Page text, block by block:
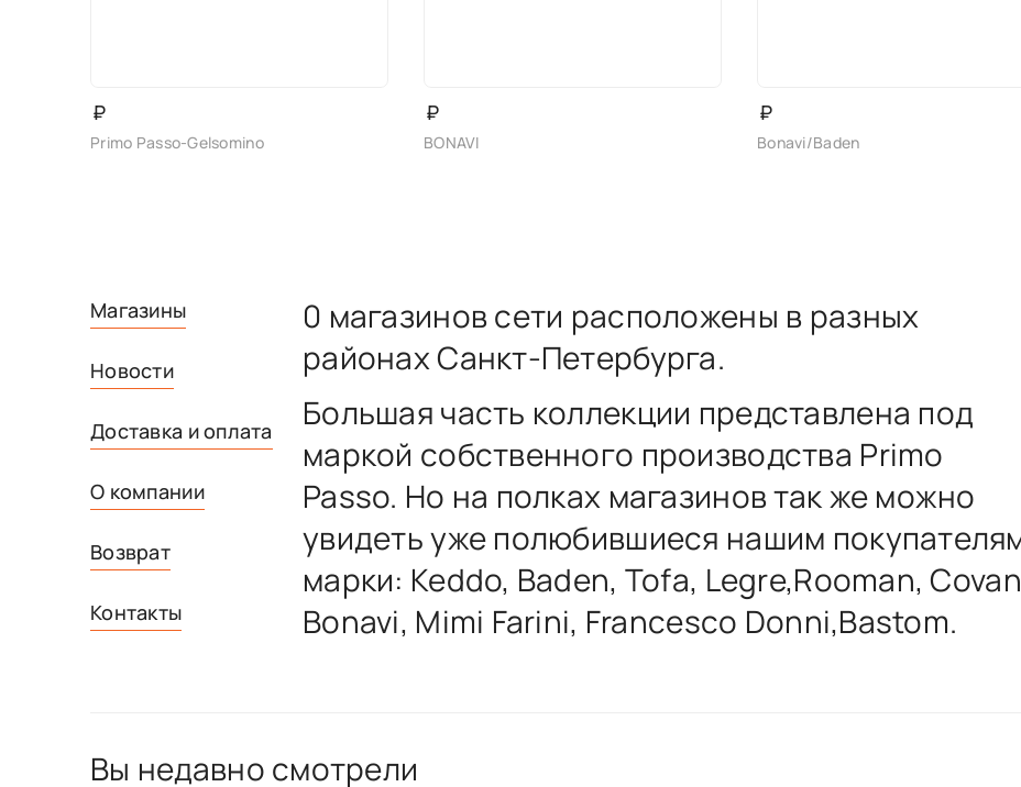
₽
Primo Passo-Gelsomino
₽
BONAVI
₽
Bonavi/Baden
Магазины
Новости
Доставка и оплата
О компании
Возврат
Контакты
0 магазинов сети расположены в разных
районах Санкт-Петербурга.
Большая часть коллекции представлена под
маркой собственного производства Primo
Passo. Но на полках магазинов так же можно
увидеть уже полюбившиеся нашим
марки: Keddo, Baden, Tofa, Legre,Rooman,
Bonavi, Mimi Farini, Francesco Donni,Bastom.
Вы недавно смотрели